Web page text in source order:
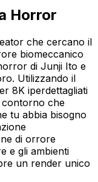
Horror
che cercano il
biomeccanico
di Junji Ito e
Utilizzando il
8K iperdettagliati
contorno che
tu abbia bisogno
di orrore
e gli ambienti
un render unico